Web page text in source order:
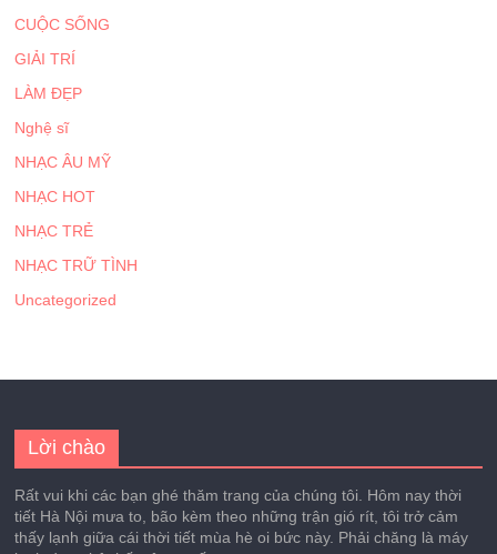
CUỘC SỐNG
GIẢI TRÍ
LÀM ĐẸP
Nghệ sĩ
NHẠC ÂU MỸ
NHẠC HOT
NHẠC TRẺ
NHẠC TRỮ TÌNH
Uncategorized
Lời chào
Rất vui khi các bạn ghé thăm trang của chúng tôi. Hôm nay thời
tiết Hà Nội mưa to, bão kèm theo những trận gió rít, tôi trở cảm
thấy lạnh giữa cái thời tiết mùa hè oi bức này. Phải chăng là máy